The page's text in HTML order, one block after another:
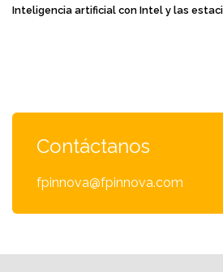
Inteligencia artificial con Intel y las
Contáctanos
fpinnova@fpinnova.com